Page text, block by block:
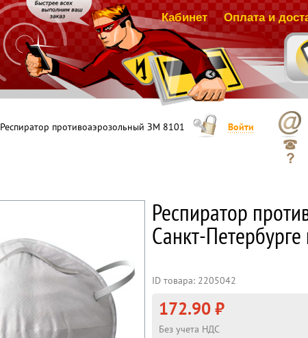
Кабинет Оплата и
Респиратор противоаэрозольный ЗМ 8101 Войти
Респиратор
Санкт-Петербурге
ID товара: 2205042
172.90 ₽
Без учета НДС